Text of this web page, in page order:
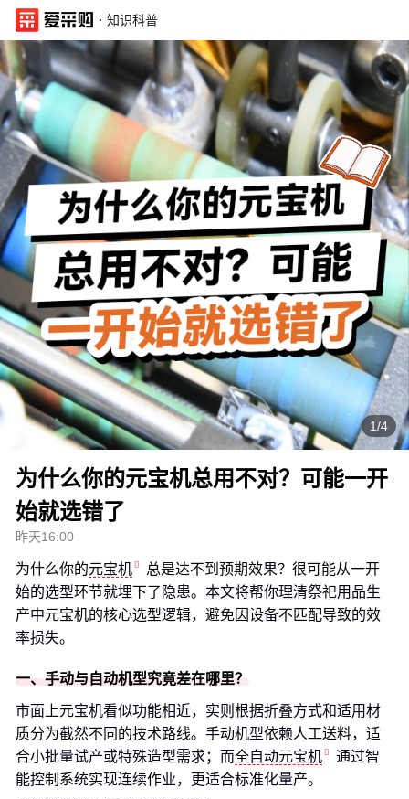
· 知识科普
1/4
为什么你的元宝机总用不对？可能一开
始就选错了
昨天16:00
为什么你的元宝机
总是达不到预期效果？很可能从一开
始的选型环节就埋下了隐患。本文将帮你理清祭祀用品生
产中元宝机的核心选型逻辑，避免因设备不匹配导致的效
率损失。
一、手动与自动机型究竟差在哪里？
市面上元宝机看似功能相近，实则根据折叠方式和适用材
质分为截然不同的技术路线。手动机型依赖人工送料，适
合小批量试产或特殊造型需求；而全自动元宝机
通过智
能控制系统实现连续作业，更适合标准化量产。